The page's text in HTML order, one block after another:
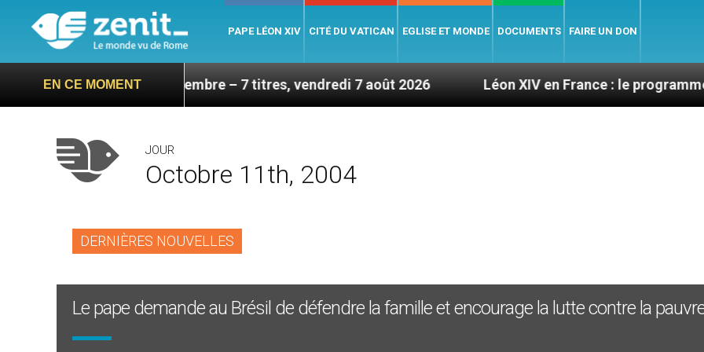
PAPE LÉON XIV CITÉ DU VATICAN EGLISE ET MONDE DOCUMENTS FAIRE UN DON
EN CE MOMENT
sa visite en septembre – 7 titres, vendredi 7 août 2026 Léon XIV en France : le programme
JOUR
Octobre 11th, 2004
DERNIÈRES NOUVELLES
Le pape demande au Brésil de défendre la famille et encourage la lutte contre la